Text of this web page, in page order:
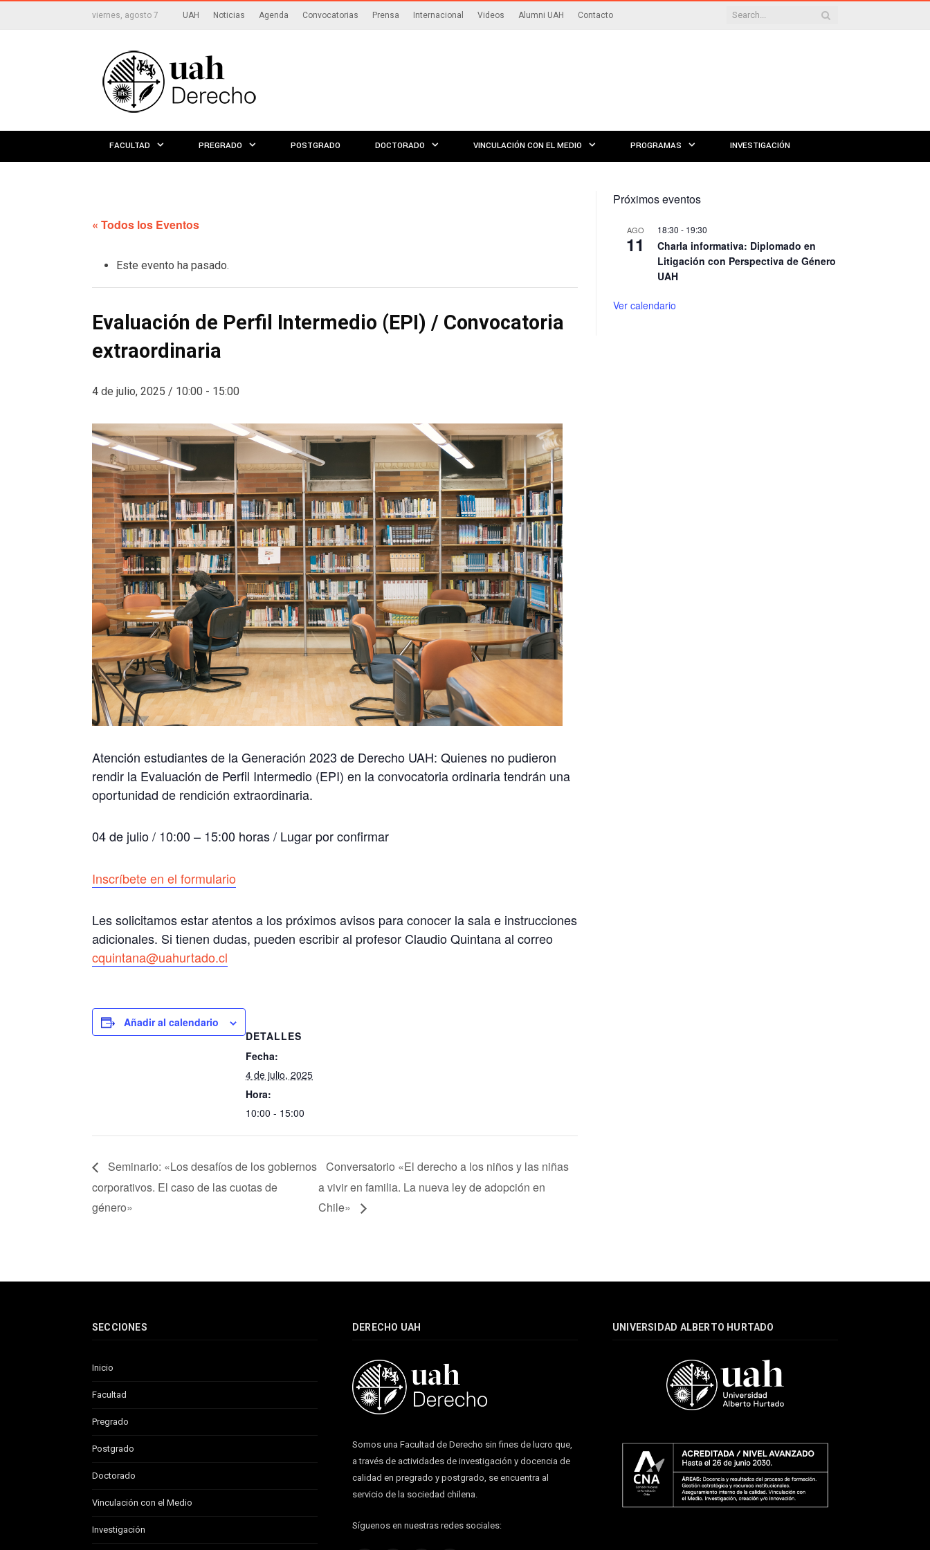
viernes, agosto 7 UAH Noticias Agenda Convocatorias Prensa Internacional Videos Alumni UAH Contacto
FACULTAD PREGRADO POSTGRADO DOCTORADO VINCULACIÓN CON EL MEDIO PROGRAMAS INVESTIGACIÓN
« Todos los Eventos
Este evento ha pasado.
Evaluación de Perfil Intermedio (EPI) / Convocatoria
extraordinaria
4 de julio, 2025 / 10:00 - 15:00
Atención estudiantes de la Generación 2023 de Derecho UAH: Quienes no pudieron
rendir la Evaluación de Perfil Intermedio (EPI) en la convocatoria ordinaria tendrán una
oportunidad de rendición extraordinaria.
04 de julio / 10:00 – 15:00 horas / Lugar por confirmar
Inscríbete en el formulario
Les solicitamos estar atentos a los próximos avisos para conocer la sala e instrucciones
adicionales. Si tienen dudas, pueden escribir al profesor Claudio Quintana al correo
cquintana@uahurtado.cl
Añadir al calendario
DETALLES
Fecha:
4 de julio, 2025
Hora:
10:00 - 15:00
Seminario: «Los desafíos de los gobiernos
corporativos. El caso de las cuotas de
género»
Conversatorio «El derecho a los niños y las niñas
a vivir en familia. La nueva ley de adopción en
Chile»
Próximos eventos
AGO
11
18:30 - 19:30
Charla informativa: Diplomado en
Litigación con Perspectiva de Género
UAH
Ver calendario
SECCIONES
Inicio
Facultad
Pregrado
Postgrado
Doctorado
Vinculación con el Medio
Investigación
DERECHO UAH
Somos una Facultad de Derecho sin fines de lucro que,
a través de actividades de investigación y docencia de
calidad en pregrado y postgrado, se encuentra al
servicio de la sociedad chilena.
Síguenos en nuestras redes sociales:
UNIVERSIDAD ALBERTO HURTADO